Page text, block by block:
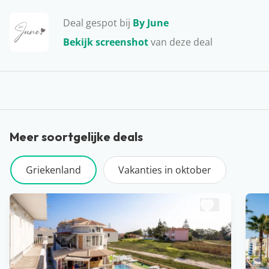
Deal gespot bij By June
Bekijk screenshotvan deze deal
Meer soortgelijke deals
Griekenland Vakanties in oktober